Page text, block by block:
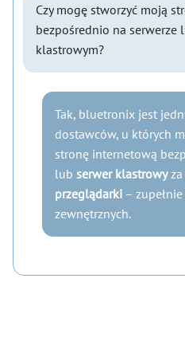
Czy mogę stworzyć moją
bezpośrednio na serwerze
klastrowym?
Tak, bluetronix jest
dostawców, u których
stronę internetową
lub serwer klastrowyza
przeglądarki –
zewnętrznych.